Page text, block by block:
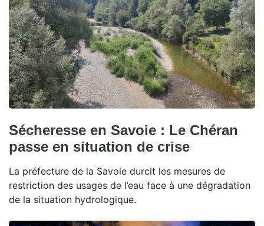
Sécheresse en Savoie : Le Chéran
passe en situation de crise
La préfecture de la Savoie durcit les mesures de
restriction des usages de l’eau face à une dégradation
de la situation hydrologique.